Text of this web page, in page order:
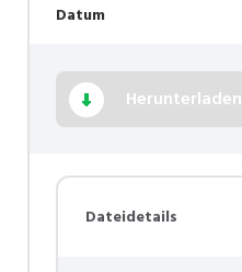
Datum
Herunterladen
Dateidetails